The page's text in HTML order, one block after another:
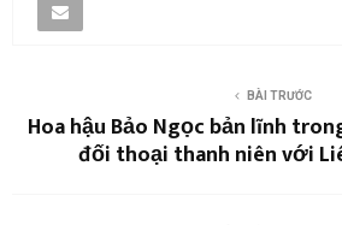
BÀI TRƯỚC
Hoa hậu Bảo Ngọc bản lĩnh
đối thoại thanh niên với